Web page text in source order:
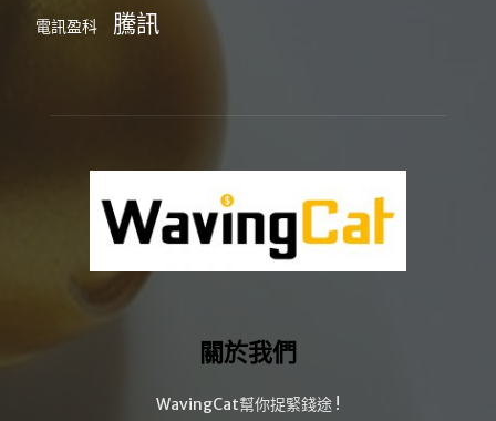
電訊盈科 騰訊
關於我們
WavingCat幫你捉緊錢途 !